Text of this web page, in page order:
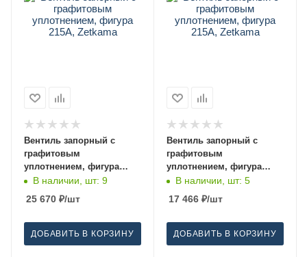
Вентиль запорный с
графитовым
уплотнением, фигура
215A, Zetkama 100
В наличии, шт: 9
25 670 ₽/шт
ДОБАВИТЬ В КОРЗИНУ
Вентиль запорный с
графитовым
уплотнением, фигура
215A, Zetkama 80
В наличии, шт: 5
17 466 ₽/шт
ДОБАВИТЬ В КОРЗИНУ